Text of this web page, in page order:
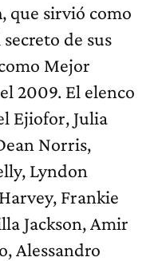
, que sirvió como
de sus
Mejor
2009. El elenco
Ejiofor, Julia
Norris,
Lyndon
Frankie
Jackson, Amir
Alessandro